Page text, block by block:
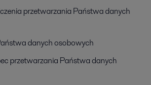
przetwarzania Państwa danych
danych osobowych
przetwarzania Państwa danych